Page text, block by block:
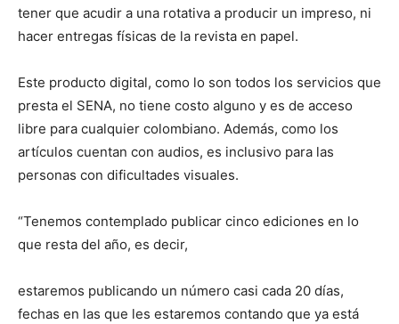
tener que acudir a una rotativa a producir un impreso, ni
hacer entregas físicas de la revista en papel.
Este producto digital, como lo son todos los servicios que
presta el SENA, no tiene costo alguno y es de acceso
libre para cualquier colombiano. Además, como los
artículos cuentan con audios, es inclusivo para las
personas con dificultades visuales.
“Tenemos contemplado publicar cinco ediciones en lo
que resta del año, es decir,
estaremos publicando un número casi cada 20 días,
fechas en las que les estaremos contando que ya está